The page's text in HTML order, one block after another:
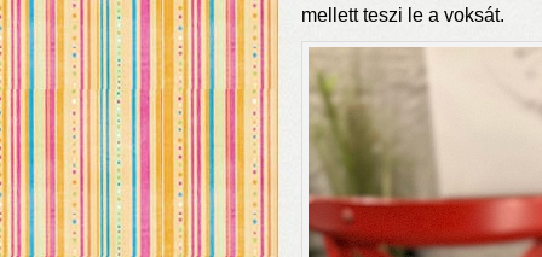
mellett teszi le a voksát.